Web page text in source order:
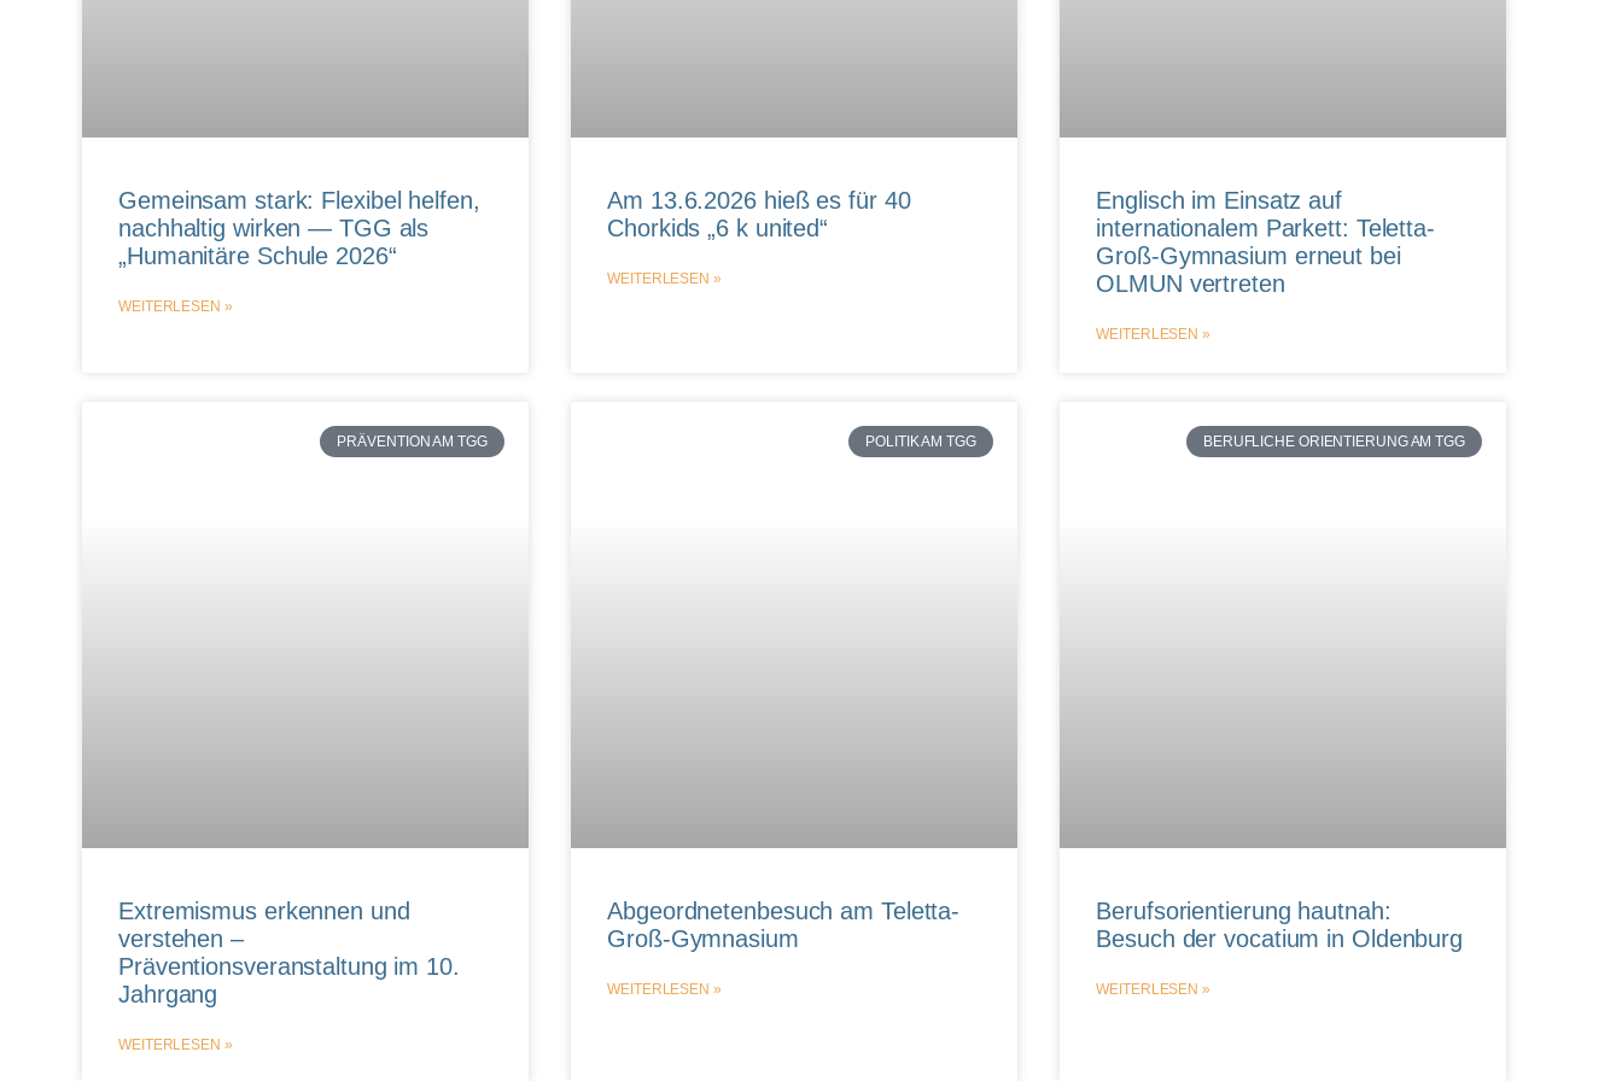
Gemeinsam stark: Flexibel helfen,
nachhaltig wirken — TGG als
„Humanitäre Schule 2026“
WEITERLESEN »
Am 13.6.2026 hieß es für 40
Chorkids „6 k united“
WEITERLESEN »
Englisch im Einsatz auf
internationalem Parkett: Teletta-
Groß-Gymnasium erneut bei
OLMUN vertreten
WEITERLESEN »
PRÄVENTION AM TGG
Extremismus erkennen und
verstehen –
Präventionsveranstaltung im 10.
Jahrgang
WEITERLESEN »
POLITIK AM TGG
Abgeordnetenbesuch am Teletta-
Groß-Gymnasium
WEITERLESEN »
BERUFLICHE ORIENTIERUNG AM TGG
Berufsorientierung hautnah:
Besuch der vocatium in Oldenburg
WEITERLESEN »